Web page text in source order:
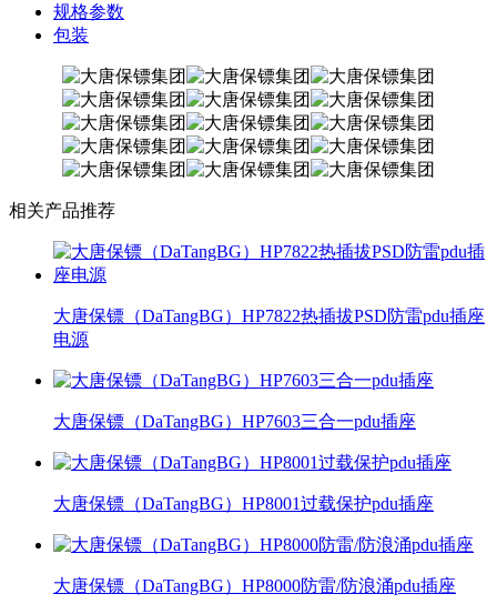
规格参数
包装
相关产品推荐
大唐保镖（DaTangBG）HP7822热插拔PSD防雷pdu插座
电源
大唐保镖（DaTangBG）HP7603三合一pdu插座
大唐保镖（DaTangBG）HP8001过载保护pdu插座
大唐保镖（DaTangBG）HP8000防雷/防浪涌pdu插座